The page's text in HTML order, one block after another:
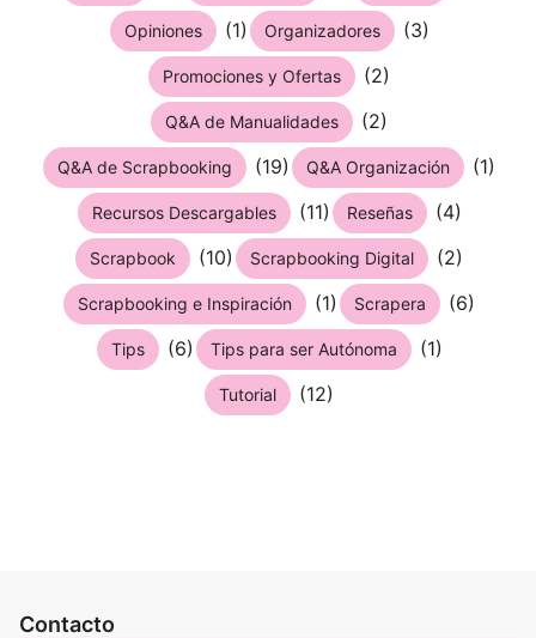
Opiniones (1) Organizadores (3)
Promociones y Ofertas (2)
Q&A de Manualidades (2)
Q&A de Scrapbooking (19) Q&A Organización (1)
Recursos Descargables (11) Reseñas (4)
Scrapbook (10) Scrapbooking Digital (2)
Scrapbooking e Inspiración (1) Scrapera (6)
Tips (6) Tips para ser Autónoma (1)
Tutorial (12)
Contacto